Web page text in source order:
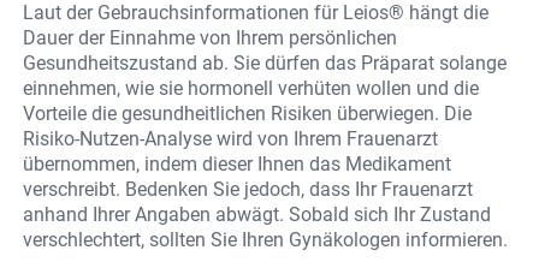
Laut der Gebrauchsinformationen für Leios® hängt die
Dauer der Einnahme von Ihrem persönlichen
Gesundheitszustand ab. Sie dürfen das Präparat solange
einnehmen, wie sie hormonell verhüten wollen und die
Vorteile die gesundheitlichen Risiken überwiegen. Die
Risiko-Nutzen-Analyse wird von Ihrem Frauenarzt
übernommen, indem dieser Ihnen das Medikament
verschreibt. Bedenken Sie jedoch, dass Ihr Frauenarzt
anhand Ihrer Angaben abwägt. Sobald sich Ihr Zustand
verschlechtert, sollten Sie Ihren Gynäkologen informieren.